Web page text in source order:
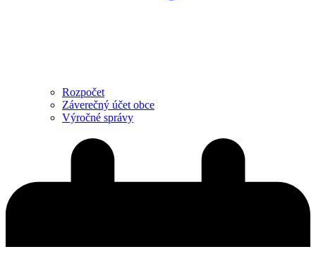
Rozpočet
Záverečný účet obce
Výročné správy